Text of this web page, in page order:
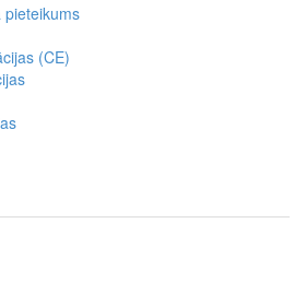
pieteikums
(CE)